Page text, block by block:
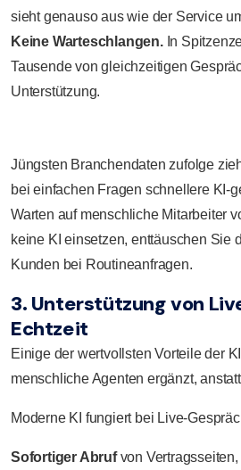
sieht genauso aus wie der Service
Keine Warteschlangen.In
Tausende von gleichzeitigen
Unterstützung.
Jüngsten Branchendaten zufolge
bei einfachen Fragen schnellere KI-
Warten auf menschliche Mitarbeiter
keine KI einsetzen, enttäuschen Sie
Kunden bei Routineanfragen.
3. Unterstützung von
Echtzeit
Einige der wertvollsten Vorteile der
menschliche Agenten ergänzt,
Moderne KI fungiert bei Live-
Sofortiger Abrufvon